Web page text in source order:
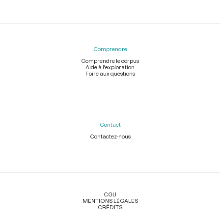
Comprendre
Comprendre le corpus
Aide à l'exploration
Foire aux questions
Contact
Contactez-nous
Légal
CGU
MENTIONS LÉGALES
CRÉDITS